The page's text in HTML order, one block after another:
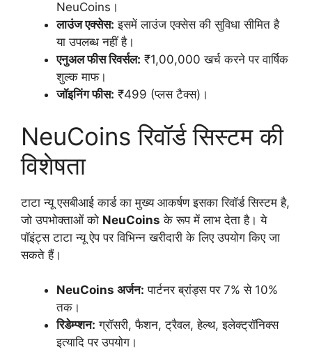
NeuCoins।
लाउंज एक्सेस: इसमें लाउंज एक्सेस की सुविधा सीमित है
या उपलब्ध नहीं है।
एनुअल फीस रिवर्सल: ₹1,00,000 खर्च करने पर वार्षिक
शुल्क माफ।
जॉइनिंग फीस: ₹499 (प्लस टैक्स)।
NeuCoins रिवॉर्ड सिस्टम की
विशेषता
टाटा न्यू एसबीआई कार्ड का मुख्य आकर्षण इसका रिवॉर्ड सिस्टम है,
जो उपभोक्ताओं को NeuCoins के रूप में लाभ देता है। ये
पॉइंट्स टाटा न्यू ऐप पर विभिन्न खरीदारी के लिए उपयोग किए जा
सकते हैं।
NeuCoins अर्जन: पार्टनर ब्रांड्स पर 7% से 10%
तक।
रिडेम्प्शन: ग्रॉसरी, फैशन, ट्रैवल, हेल्थ, इलेक्ट्रॉनिक्स
इत्यादि पर उपयोग।